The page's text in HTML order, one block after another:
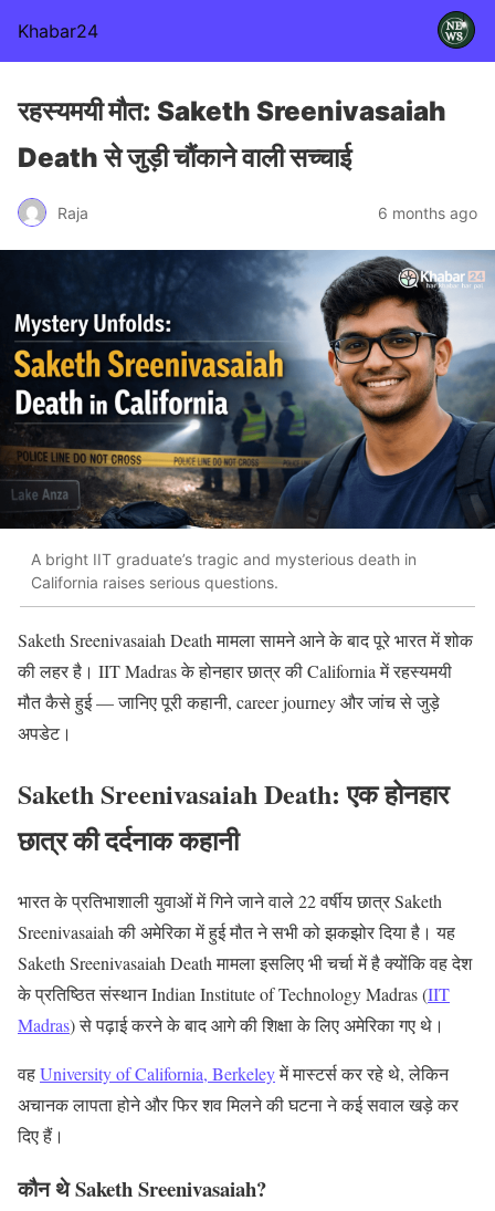
Khabar24
रहस्यमयी मौत: Saketh Sreenivasaiah
Death से जुड़ी चौंकाने वाली सच्चाई
Raja 6 months ago
A bright IIT graduate’s tragic and mysterious death in
California raises serious questions.
Saketh Sreenivasaiah Death मामला सामने आने के बाद पूरे भारत में शोक
की लहर है। IIT Madras के होनहार छात्र की California में रहस्यमयी
मौत कैसे हुई — जानिए पूरी कहानी, career journey और जांच से जुड़े
अपडेट।
Saketh Sreenivasaiah Death: एक होनहार
छात्र की दर्दनाक कहानी
भारत के प्रतिभाशाली युवाओं में गिने जाने वाले 22 वर्षीय छात्र Saketh
Sreenivasaiah की अमेरिका में हुई मौत ने सभी को झकझोर दिया है। यह
Saketh Sreenivasaiah Death मामला इसलिए भी चर्चा में है क्योंकि वह देश
के प्रतिष्ठित संस्थान Indian Institute of Technology Madras (IIT
Madras) से पढ़ाई करने के बाद आगे की शिक्षा के लिए अमेरिका गए थे।
वहUniversity of California, Berkeleyमें मास्टर्स कर रहे थे, लेकिन
अचानक लापता होने और फिर शव मिलने की घटना ने कई सवाल खड़े कर
दिए हैं।
कौन थे Saketh Sreenivasaiah?